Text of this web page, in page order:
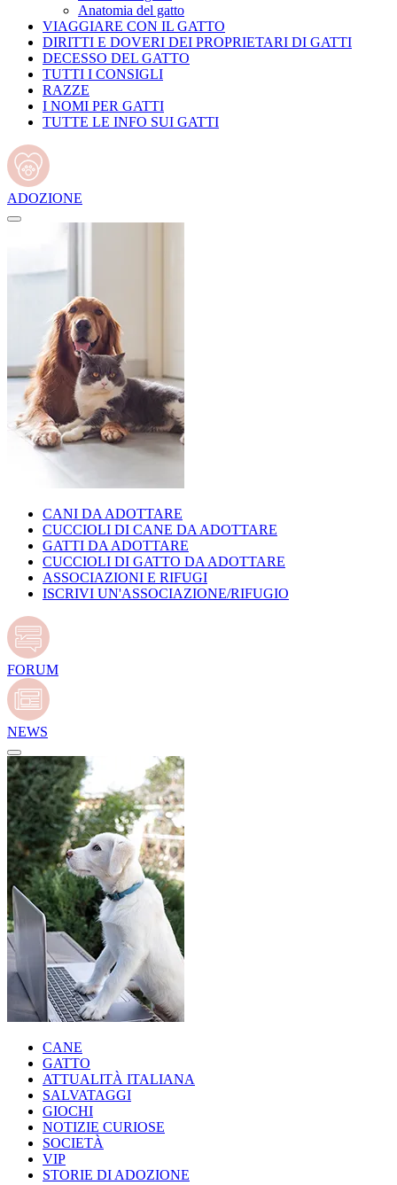
Anatomia del gatto
VIAGGIARE CON IL GATTO
DIRITTI E DOVERI DEI PROPRIETARI DI GATTI
DECESSO DEL GATTO
TUTTI I CONSIGLI
RAZZE
I NOMI PER GATTI
TUTTE LE INFO SUI GATTI
ADOZIONE
CANI DA ADOTTARE
CUCCIOLI DI CANE DA ADOTTARE
GATTI DA ADOTTARE
CUCCIOLI DI GATTO DA ADOTTARE
ASSOCIAZIONI E RIFUGI
ISCRIVI UN'ASSOCIAZIONE/RIFUGIO
FORUM
NEWS
CANE
GATTO
ATTUALITÀ ITALIANA
SALVATAGGI
GIOCHI
NOTIZIE CURIOSE
SOCIETÀ
VIP
STORIE DI ADOZIONE